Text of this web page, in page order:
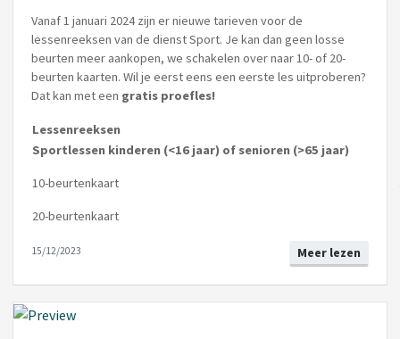
Vanaf 1 januari 2024 zijn er nieuwe tarieven voor de
lessenreeksen van de dienst Sport. Je kan dan geen losse
beurten meer aankopen, we schakelen over naar 10- of 20-
beurten kaarten. Wil je eerst eens een eerste les uitproberen?
Dat kan met een gratis proefles!
Lessenreeksen
Sportlessen kinderen (<16 jaar) of senioren (>65 jaar)
10-beurtenkaart
20-beurtenkaart
Meer lezen
15/12/2023